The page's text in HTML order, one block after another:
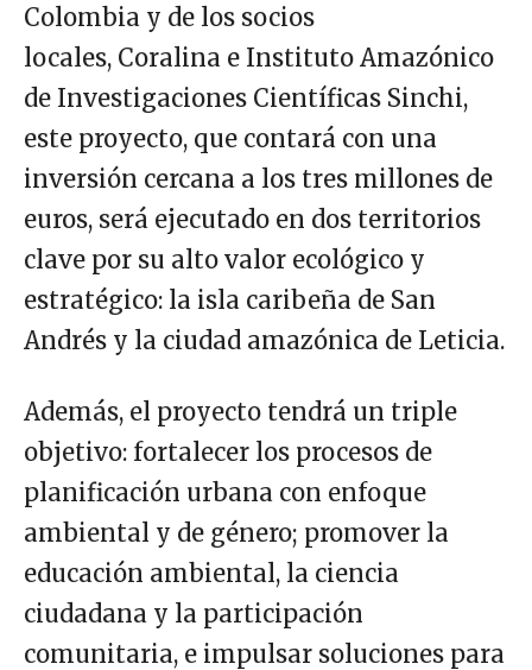
Colombia y de los socios
locales, Coralina e Instituto Amazónico
de Investigaciones Científicas Sinchi,
este proyecto, que contará con una
inversión cercana a los tres millones de
euros, será ejecutado en dos territorios
clave por su alto valor ecológico y
estratégico: la isla caribeña de San
Andrés y la ciudad amazónica de Leticia.
Además, el proyecto tendrá un triple
objetivo: fortalecer los procesos de
planificación urbana con enfoque
ambiental y de género; promover la
educación ambiental, la ciencia
ciudadana y la participación
comunitaria, e impulsar soluciones para